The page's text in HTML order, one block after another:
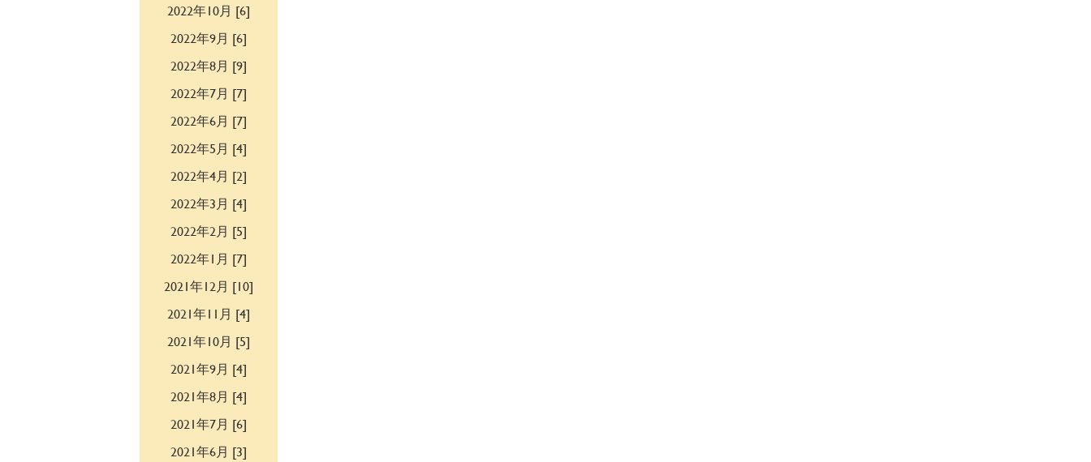
2022年10月 [6]
2022年9月 [6]
2022年8月 [9]
2022年7月 [7]
2022年6月 [7]
2022年5月 [4]
2022年4月 [2]
2022年3月 [4]
2022年2月 [5]
2022年1月 [7]
2021年12月 [10]
2021年11月 [4]
2021年10月 [5]
2021年9月 [4]
2021年8月 [4]
2021年7月 [6]
2021年6月 [3]